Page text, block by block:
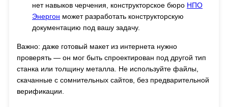
нет навыков черчения, конструкторское бюро НПО
Энергон может разработать конструкторскую
документацию под вашу задачу.
Важно: даже готовый макет из интернета нужно
проверять — он мог быть спроектирован под другой тип
станка или толщину металла. Не используйте файлы,
скачанные с сомнительных сайтов, без предварительной
верификации.